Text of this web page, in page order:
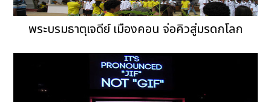
พระบรมธาตุเจดีย์ เมืองคอน จ่อคิวสู่มรดกโลก